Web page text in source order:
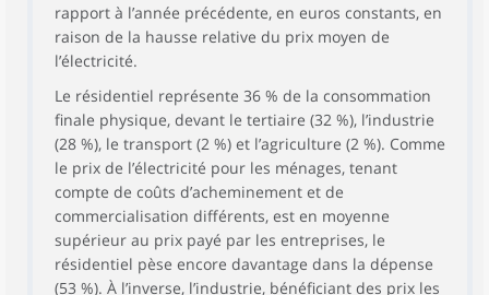
rapport à l’année précédente, en euros constants, en
raison de la hausse relative du prix moyen de
l’électricité.
Le résidentiel représente 36 % de la consommation
finale physique, devant le tertiaire (32 %), l’industrie
(28 %), le transport (2 %) et l’agriculture (2 %). Comme
le prix de l’électricité pour les ménages, tenant
compte de coûts d’acheminement et de
commercialisation différents, est en moyenne
supérieur au prix payé par les entreprises, le
résidentiel pèse encore davantage dans la dépense
(53 %). À l’inverse, l’industrie, bénéficiant des prix les